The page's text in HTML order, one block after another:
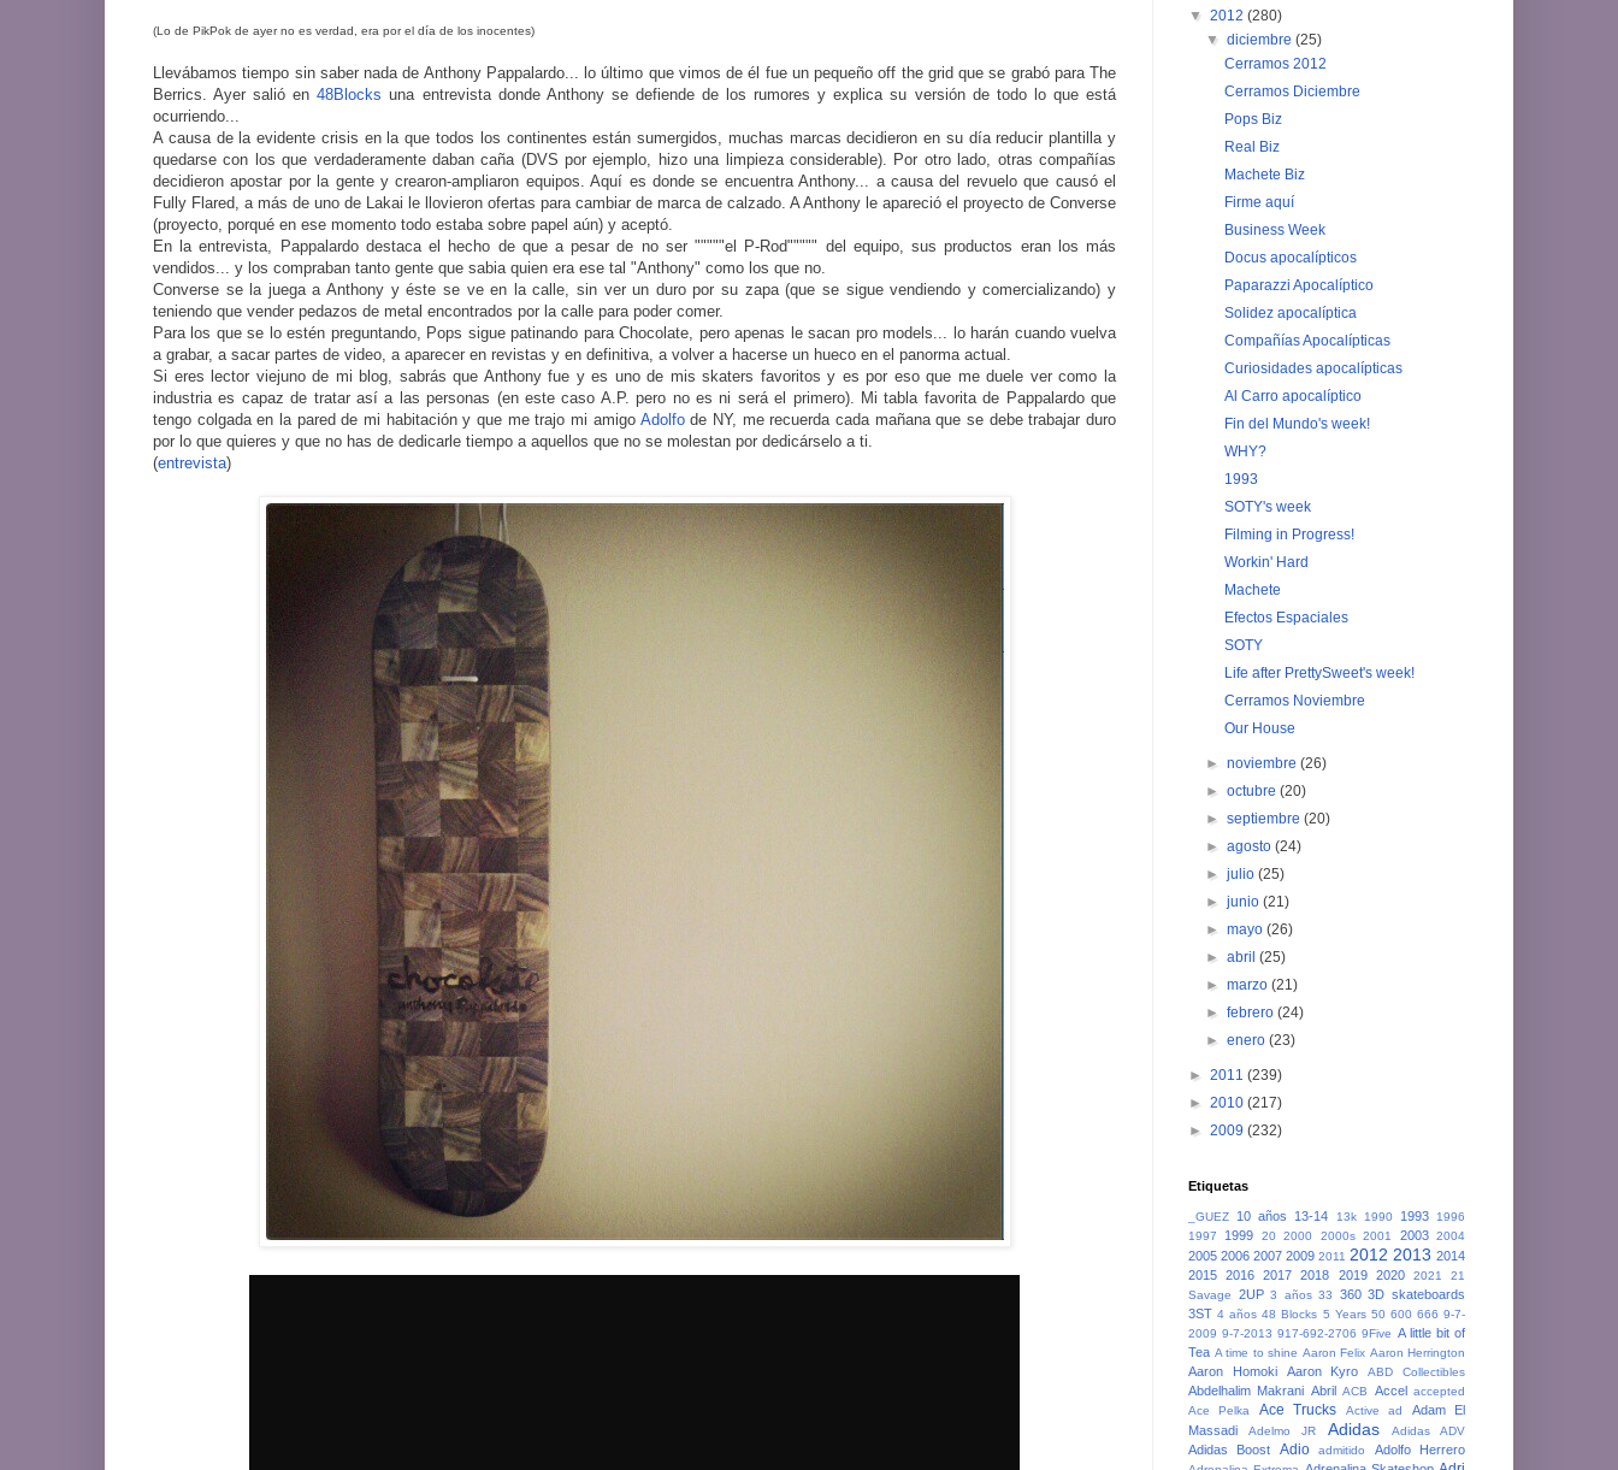
(Lo de PikPok de ayer no es verdad, era por el día de los inocentes)
Llevábamos tiempo sin saber nada de Anthony Pappalardo... lo último que vimos de él fue un pequeño off the grid que se grabó para The
Berrics. Ayer salió en 48Blocks una entrevista donde Anthony se defiende de los rumores y explica su versión de todo lo que está
ocurriendo...
A causa de la evidente crisis en la que todos los continentes están sumergidos, muchas marcas decidieron en su día reducir plantilla y
quedarse con los que verdaderamente daban caña (DVS por ejemplo, hizo una limpieza considerable). Por otro lado, otras compañías
decidieron apostar por la gente y crearon-ampliaron equipos. Aquí es donde se encuentra Anthony... a causa del revuelo que causó el
Fully Flared, a más de uno de Lakai le llovieron ofertas para cambiar de marca de calzado. A Anthony le apareció el proyecto de Converse
(proyecto, porqué en ese momento todo estaba sobre papel aún) y aceptó.
En la entrevista, Pappalardo destaca el hecho de que a pesar de no ser """""el P-Rod""""" del equipo, sus productos eran los más
vendidos... y los compraban tanto gente que sabia quien era ese tal "Anthony" como los que no.
Converse se la juega a Anthony y éste se ve en la calle, sin ver un duro por su zapa (que se sigue vendiendo y comercializando) y
teniendo que vender pedazos de metal encontrados por la calle para poder comer.
Para los que se lo estén preguntando, Pops sigue patinando para Chocolate, pero apenas le sacan pro models... lo harán cuando vuelva
a grabar, a sacar partes de video, a aparecer en revistas y en definitiva, a volver a hacerse un hueco en el panorma actual.
Si eres lector viejuno de mi blog, sabrás que Anthony fue y es uno de mis skaters favoritos y es por eso que me duele ver como la
industria es capaz de tratar así a las personas (en este caso A.P. pero no es ni será el primero). Mi tabla favorita de Pappalardo que
tengo colgada en la pared de mi habitación y que me trajo mi amigo Adolfode NY, me recuerda cada mañana que se debe trabajar duro
por lo que quieres y que no has de dedicarle tiempo a aquellos que no se molestan por dedicárselo a ti.
(entrevista)
▼ 2012 (280)
▼diciembre(25)
Cerramos 2012
Cerramos Diciembre
Pops Biz
Real Biz
Machete Biz
Firme aquí
Business Week
Docus apocalípticos
Paparazzi Apocalíptico
Solidez apocalíptica
Compañías Apocalípticas
Curiosidades apocalípticas
Al Carro apocalíptico
Fin del Mundo's week!
WHY?
1993
SOTY's week
Filming in Progress!
Workin' Hard
Machete
Efectos Espaciales
SOTY
Life after PrettySweet's week!
Cerramos Noviembre
Our House
►noviembre(26)
►octubre(20)
►septiembre(20)
►agosto(24)
►julio(25)
►junio(21)
►mayo(26)
►abril(25)
►marzo(21)
►febrero(24)
►enero(23)
► 2011 (239)
► 2010 (217)
► 2009 (232)
Etiquetas
_GUEZ 10 años 13-14 13k 1990 1993
1996
1997
1999 20 2000 2000s 2001 2003 2004
2005 2006 2007 2009 2011 2012 2013 2014
2015 2016 2017 2018 2019 2020 2021
21
Savage
2UP 3 años 33 360 3D skateboards
3ST 4 años 48 Blocks 5 Years 50 600 666 9-7-
2009 9-7-2013 917-692-2706 9Five A little bit of
Tea A time to shine Aaron Felix Aaron Herrington
Aaron Homoki Aaron Kyro ABD Collectibles
Abdelhalim Makrani Abril ACB Accel accepted
Ace Pelka
Ace Trucks Active ad
Adam El
Massadi
Adelmo JR Adidas Adidas ADV
Adidas Boost Adio admitido Adolfo Herrero